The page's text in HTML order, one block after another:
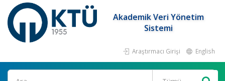
Akademik Veri Yönetim
Sistemi
Araştırmacı Girişi English
Ara